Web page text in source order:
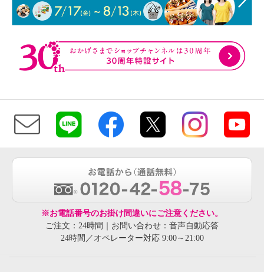
※お電話番号のお掛け間違いにご注意ください。
ご注文：24時間｜お問い合わせ：音声自動応答
24時間／オペレーター対応 9:00～21:00